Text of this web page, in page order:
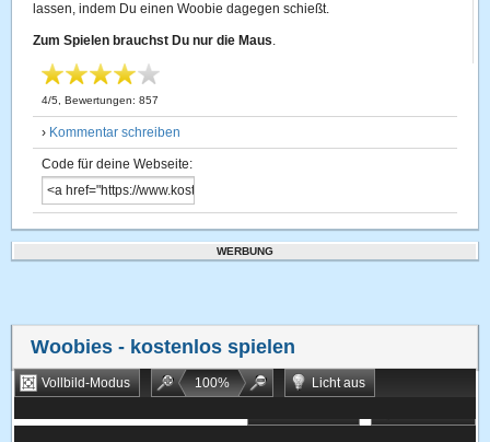
lassen, indem Du einen Woobie dagegen schießt.
Zum Spielen brauchst Du nur die Maus.
4/5 , Bewertungen:857
› Kommentar schreiben
Code für deine Webseite:
WERBUNG
Woobies - kostenlos spielen
Vollbild-Modus 100%
Licht aus